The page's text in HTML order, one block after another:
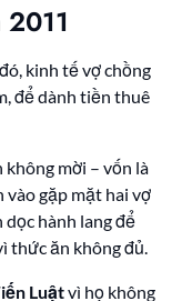
kinh tế vợ chồng
để dành tiền thuê
mời – vốn là
vào gặp mặt hai vợ
dọc hành lang để
thức ăn không đủ.
Luậtvì họ không